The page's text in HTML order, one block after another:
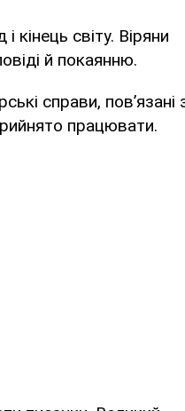
світу. Віряни
й покаянню.
справи, пов’язані
працювати.